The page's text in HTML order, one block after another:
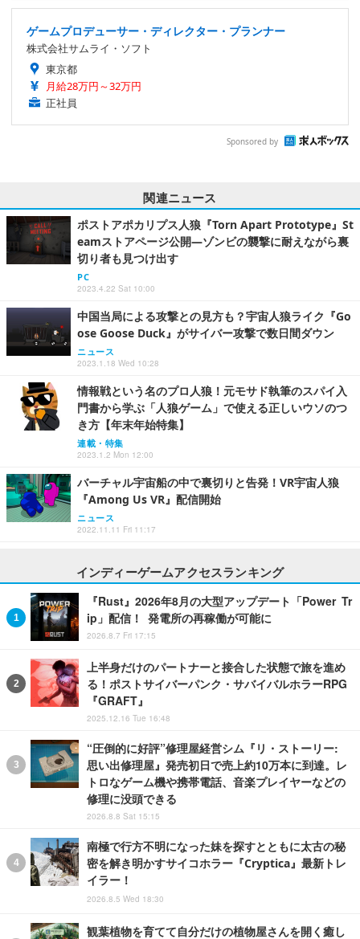
ゲームプロデューサー・ディレクター・プランナー
株式会社サムライ・ソフト
東京都
月給28万円～32万円
正社員
Sponsored by
関連ニュース
ポストアポカリプス人狼『Torn Apart Prototype』St
eamストアページ公開―ゾンビの襲撃に耐えながら裏
切り者も見つけ出す
PC
2023.4.22 Sat 10:00
中国当局による攻撃との見方も？宇宙人狼ライク『Go
ose Goose Duck』がサイバー攻撃で数日間ダウン
ニュース
2023.1.18 Wed 10:28
情報戦という名のプロ人狼！元モサド執筆のスパイ入
門書から学ぶ「人狼ゲーム」で使える正しいウソのつ
き方【年末年始特集】
連載・特集
2023.1.2 Mon 12:00
バーチャル宇宙船の中で裏切りと告発！VR宇宙人狼
『Among Us VR』配信開始
ニュース
2022.11.11 Fri 11:17
インディーゲームアクセスランキング
『Rust』2026年8月の大型アップデート「Power Tr
ip」配信！ 発電所の再稼働が可能に
2026.8.7 Fri 17:15
上半身だけのパートナーと接合した状態で旅を進め
る！ポストサイバーパンク・サバイバルホラーRPG
『GRAFT』
2025.12.16 Tue 16:48
“圧倒的に好評”修理屋経営シム『リ・ストーリー:
思い出修理屋』発売初日で売上約10万本に到達。レ
トロなゲーム機や携帯電話、音楽プレイヤーなどの
修理に没頭できる
2026.8.8 Sat 15:15
南極で行方不明になった妹を探すとともに太古の秘
密を解き明かすサイコホラー『Cryptica』最新トレ
イラー！
2026.8.5 Wed 18:30
観葉植物を育てて自分だけの植物屋さんを開く癒し